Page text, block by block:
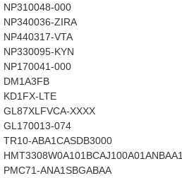
NP310048-000
NP340036-ZIRA
NP440317-VTA
NP330095-KYN
NP170041-000
DM1A3FB
KD1FX-LTE
GL87XLFVCA-XXXX
GL170013-074
TR10-ABA1CASDB3000
HMT3308W0A101BCAJ100A01ANBAA1
PMC71-ANA1SBGABAA